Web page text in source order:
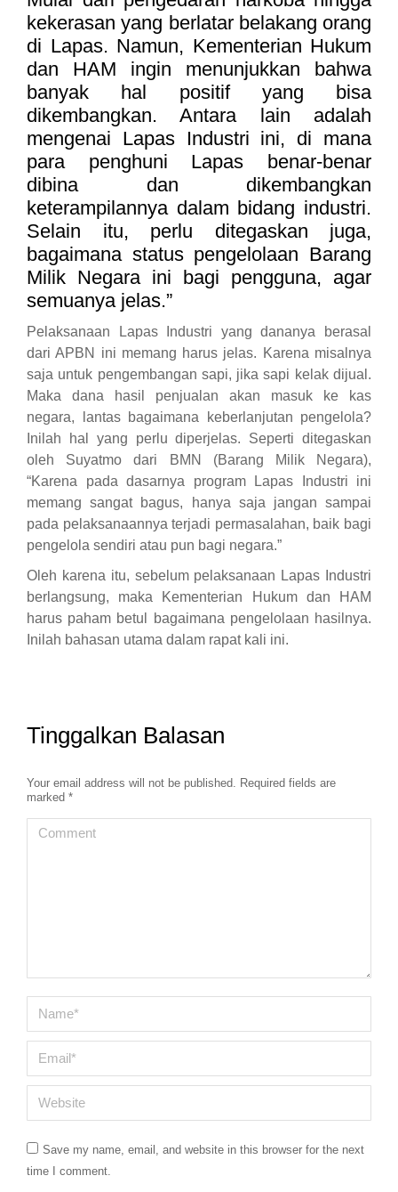
kekerasan yang berlatar belakang orang
di Lapas. Namun, Kementerian Hukum
dan HAM ingin menunjukkan bahwa
banyak hal positif yang bisa
dikembangkan. Antara lain adalah
mengenai Lapas Industri ini, di mana
para penghuni Lapas benar-benar
dibina dan dikembangkan
keterampilannya dalam bidang industri.
Selain itu, perlu ditegaskan juga,
bagaimana status pengelolaan Barang
Milik Negara ini bagi pengguna, agar
semuanya jelas.”
Pelaksanaan Lapas Industri yang dananya berasal
dari APBN ini memang harus jelas. Karena misalnya
saja untuk pengembangan sapi, jika sapi kelak dijual.
Maka dana hasil penjualan akan masuk ke kas
negara, lantas bagaimana keberlanjutan pengelola?
Inilah hal yang perlu diperjelas. Seperti ditegaskan
oleh Suyatmo dari BMN (Barang Milik Negara),
“Karena pada dasarnya program Lapas Industri ini
memang sangat bagus, hanya saja jangan sampai
pada pelaksanaannya terjadi permasalahan, baik bagi
pengelola sendiri atau pun bagi negara.”
Oleh karena itu, sebelum pelaksanaan Lapas Industri
berlangsung, maka Kementerian Hukum dan HAM
harus paham betul bagaimana pengelolaan hasilnya.
Inilah bahasan utama dalam rapat kali ini.
Tinggalkan Balasan
Your email address will not be published. Required fields are
marked *
Comment
Name *
Email *
Website
Save my name, email, and website in this browser for the next
time I comment.